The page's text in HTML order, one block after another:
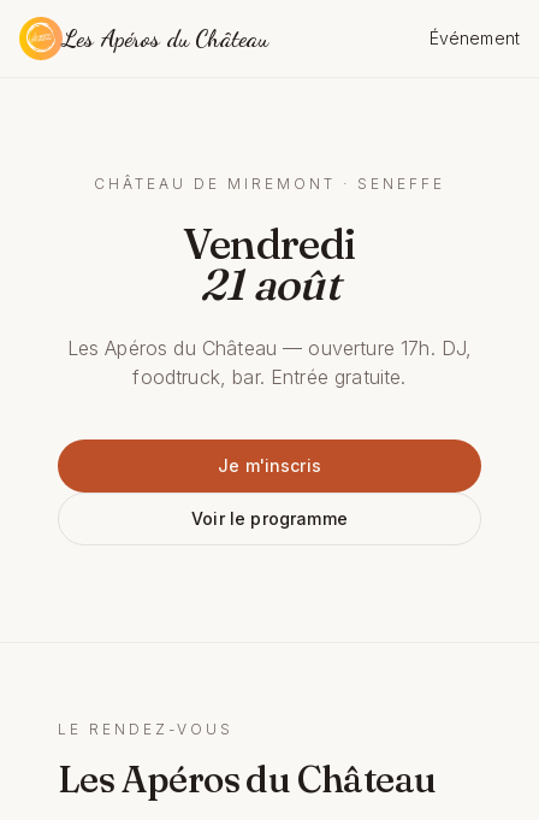
Les Apéros du Château Événement
CHÂTEAU DE MIREMONT · SENEFFE
Vendredi
21 août
Les Apéros du Château — ouverture 17h. DJ,
foodtruck, bar. Entrée gratuite.
Je m'inscris
Voir le programme
LE RENDEZ-VOUS
Les Apéros du Château